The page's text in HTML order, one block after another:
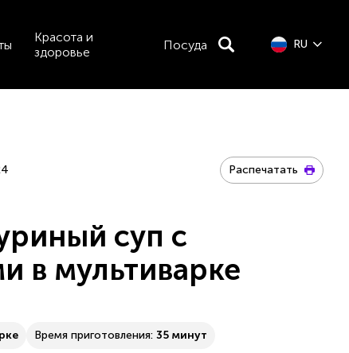
Красота и
здоровье
Посуда RU
Распечатать
суп с
в мультиварке
Время приготовления: 35 минут